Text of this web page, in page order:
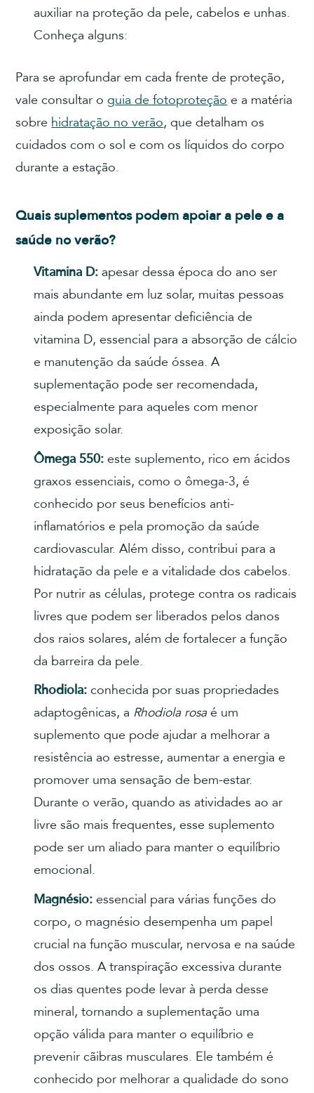
auxiliar na proteção da pele, cabelos e unhas.
Conheça alguns:
Para se aprofundar em cada frente de proteção,
vale consultar o guia de fotoproteção e a matéria
sobre hidratação no verão, que detalham os
cuidados com o sol e com os líquidos do corpo
durante a estação.
Quais suplementos podem apoiar a pele e a
saúde no verão?
Vitamina D: apesar dessa época do ano ser
mais abundante em luz solar, muitas pessoas
ainda podem apresentar deficiência de
vitamina D, essencial para a absorção de cálcio
e manutenção da saúde óssea. A
suplementação pode ser recomendada,
especialmente para aqueles com menor
exposição solar.
Ômega 550: este suplemento, rico em ácidos
graxos essenciais, como o ômega-3, é
conhecido por seus benefícios anti-
inflamatórios e pela promoção da saúde
cardiovascular. Além disso, contribui para a
hidratação da pele e a vitalidade dos cabelos.
Por nutrir as células, protege contra os radicais
livres que podem ser liberados pelos danos
dos raios solares, além de fortalecer a função
da barreira da pele.
Rhodiola: conhecida por suas propriedades
adaptogênicas, a Rhodiola rosaé um
suplemento que pode ajudar a melhorar a
resistência ao estresse, aumentar a energia e
promover uma sensação de bem-estar.
Durante o verão, quando as atividades ao ar
livre são mais frequentes, esse suplemento
pode ser um aliado para manter o equilíbrio
emocional.
Magnésio: essencial para várias funções do
corpo, o magnésio desempenha um papel
crucial na função muscular, nervosa e na saúde
dos ossos. A transpiração excessiva durante
os dias quentes pode levar à perda desse
mineral, tornando a suplementação uma
opção válida para manter o equilíbrio e
prevenir cãibras musculares. Ele também é
conhecido por melhorar a qualidade do sono